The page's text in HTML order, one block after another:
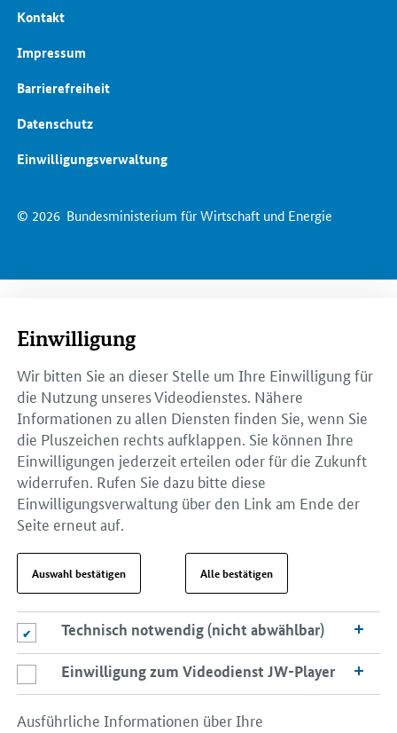
© 2026 Bundesministerium für Wirtschaft und Energie
Kontakt
Impressum
Barrierefreiheit
Datenschutz
Einwilligungsverwaltung
Einwilligung
Wir bitten Sie an dieser Stelle um Ihre Einwilligung für
die Nutzung unseres Videodienstes. Nähere
Informationen zu allen Diensten finden Sie, wenn Sie
die Pluszeichen rechts aufklappen. Sie können Ihre
Einwilligungen jederzeit erteilen oder für die Zukunft
widerrufen. Rufen Sie dazu bitte diese
Einwilligungsverwaltung über den Link am Ende der
Seite erneut auf.
Auswahl bestätigen Alle bestätigen
Technisch notwendig (nicht abwählbar)
Technisch notwendig (nicht abwählbar)
Einwilligung zum Videodienst JW-Player
Einwilligung zum Videodienst JW-Player
Ausführliche Informationen über Ihre